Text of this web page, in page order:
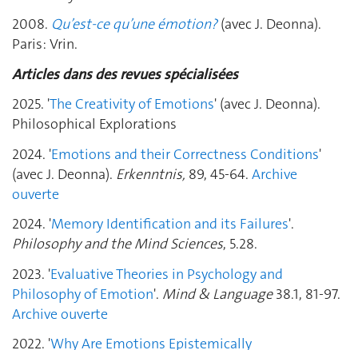
2008. Qu’est-ce qu’une émotion?(avec J. Deonna).
Paris: Vrin.
Articles dans des revues spécialisées
2025. 'The Creativity of Emotions' (avec J. Deonna).
Philosophical Explorations
2024. 'Emotions and their Correctness Conditions'
(avec J. Deonna). Erkenntnis, 89, 45-64. Archive
ouverte
2024. 'Memory Identification and its Failures'.
Philosophy and the Mind Sciences, 5.28.
2023. 'Evaluative Theories in Psychology and
Philosophy of Emotion'. Mind & Language38.1, 81-97.
Archive ouverte
2022. 'Why Are Emotions Epistemically